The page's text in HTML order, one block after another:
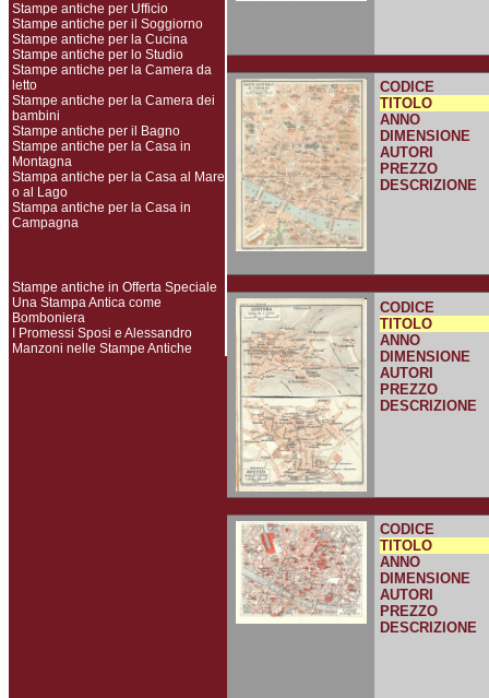
Stampe antiche per Ufficio
Stampe antiche per il Soggiorno
Stampe antiche per la Cucina
Stampe antiche per lo Studio
Stampe antiche per la Camera da
letto
Stampe antiche per la Camera dei
bambini
Stampe antiche per il Bagno
Stampe antiche per la Casa in
Montagna
Stampa antiche per la Casa al Mare
o al Lago
Stampa antiche per la Casa in
Campagna
Stampe antiche in Offerta Speciale
Una Stampa Antica come
Bomboniera
I Promessi Sposi e Alessandro
Manzoni nelle Stampe Antiche
CODICE
TITOLO
ANNO
DIMENSIONE
AUTORI
PREZZO
DESCRIZIONE
CODICE
TITOLO
ANNO
DIMENSIONE
AUTORI
PREZZO
DESCRIZIONE
CODICE
TITOLO
ANNO
DIMENSIONE
AUTORI
PREZZO
DESCRIZIONE